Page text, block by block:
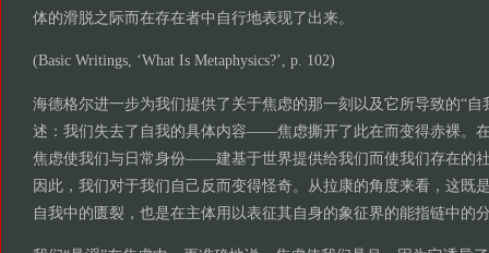
体的滑脱之际而在存在者中自行地表现了出来。
(Basic Writings, ‘What Is Metaphysics?’, p. 102)
海德格尔进一步为我们提供了关于焦虑的那一刻以及它所导致的“自
述：我们失去了自我的具体内容——焦虑撕开了此在而变得赤裸。
焦虑使我们与日常身份——建基于世界提供给我们而使我们存在的
因此，我们对于我们自己反而变得怪奇。从拉康的角度来看，这既
自我中的匮裂，也是在主体用以表征其自身的象征界的能指链中的